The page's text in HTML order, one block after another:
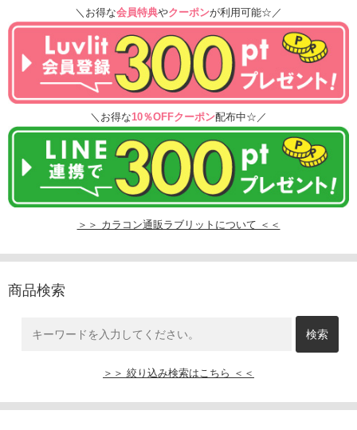
＼お得な会員特典やクーポンが利用可能☆／
＼お得な10％OFFクーポン配布中☆／
＞＞ カラコン通販ラブリットについて ＜＜
商品検索
＞＞ 絞り込み検索はこちら ＜＜